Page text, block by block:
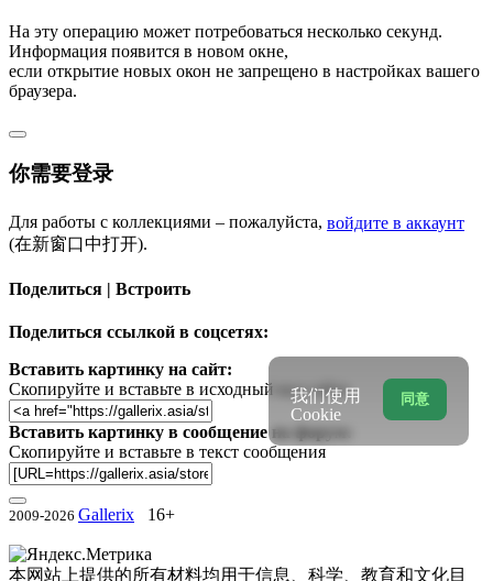
На эту операцию может потребоваться несколько секунд.
Информация появится в новом окне,
если открытие новых окон не запрещено в настройках вашего
браузера.
你需要登录
Для работы с коллекциями – пожалуйста, войдите в аккаунт
(在新窗口中打开).
Поделиться | Встроить
Поделиться ссылкой в соцсетях:
Вставить картинку на сайт:
Скопируйте и вставьте в исходный код сайта
Вставить картинку в сообщение на форум:
Скопируйте и вставьте в текст сообщения
2009-2026 Gallerix 16+
本网站上提供的所有材料均用于信息、科学、教育和文化目
同意
我们使用
Cookie